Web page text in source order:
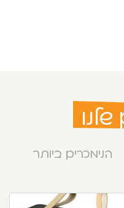
הנימכרים ביותר